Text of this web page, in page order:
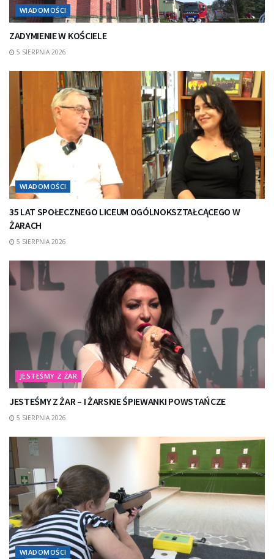
WIADOMOŚCI
ZADYMIENIE W KOŚCIELE
5 SIERPNIA 2026
WIADOMOŚCI
35 LAT SPOŁECZNEGO LICEUM OGÓLNOKSZTAŁCĄCEGO W
ŻARACH
5 SIERPNIA 2026
JESTEŚMY Z ŻAR
JESTEŚMY Z ŻAR – I ŻARSKIE ŚPIEWANKI POWSTAŃCZE
5 SIERPNIA 2026
WIADOMOŚCI